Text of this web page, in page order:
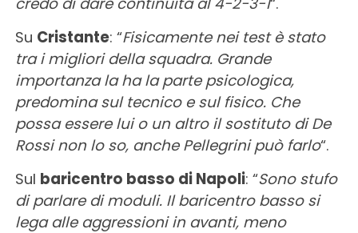
Su Cristante: “Fisicamente nei test è stato
tra i migliori della squadra. Grande
importanza la ha la parte psicologica,
predomina sul tecnico e sul fisico. Che
possa essere lui o un altro il sostituto di De
Rossi non lo so, anche Pellegrini può farlo“.
Sul baricentro basso di Napoli: “Sono stufo
di parlare di moduli. Il baricentro basso si
lega alle aggressioni in avanti, meno